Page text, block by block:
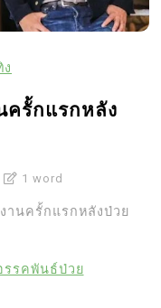
ครั้กแรกหลัง
1 word
ครั้กแรกหลังป่วย
รรคพันธ์ป่วย